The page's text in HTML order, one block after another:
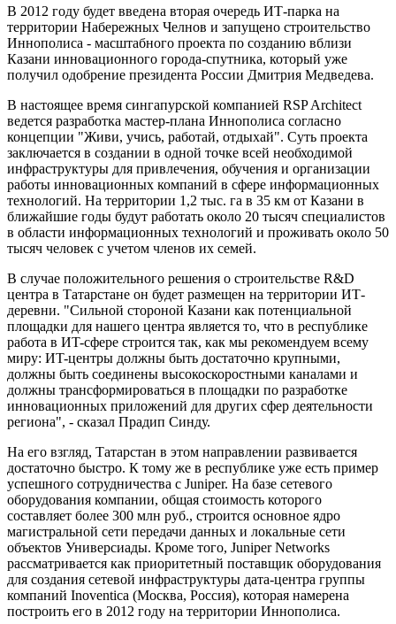
В 2012 году будет введена вторая очередь ИТ-парка на
территории Набережных Челнов и запущено строительство
Иннополиса - масштабного проекта по созданию вблизи
Казани инновационного города-спутника, который уже
получил одобрение президента России Дмитрия Медведева.
В настоящее время сингапурской компанией RSP Architect
ведется разработка мастер-плана Иннополиса согласно
концепции "Живи, учись, работай, отдыхай". Суть проекта
заключается в создании в одной точке всей необходимой
инфраструктуры для привлечения, обучения и организации
работы инновационных компаний в сфере информационных
технологий. На территории 1,2 тыс. га в 35 км от Казани в
ближайшие годы будут работать около 20 тысяч специалистов
в области информационных технологий и проживать около 50
тысяч человек с учетом членов их семей.
В случае положительного решения о строительстве R&D
центра в Татарстане он будет размещен на территории ИТ-
деревни. "Сильной стороной Казани как потенциальной
площадки для нашего центра является то, что в республике
работа в ИT-сфере строится так, как мы рекомендуем всему
миру: ИT-центры должны быть достаточно крупными,
должны быть соединены высокоскоростными каналами и
должны трансформироваться в площадки по разработке
инновационных приложений для других сфер деятельности
региона", - сказал Прадип Синду.
На его взгляд, Татарстан в этом направлении развивается
достаточно быстро. К тому же в республике уже есть пример
успешного сотрудничества с Juniper. На базе сетевого
оборудования компании, общая стоимость которого
составляет более 300 млн руб., строится основное ядро
магистральной сети передачи данных и локальные сети
объектов Универсиады. Кроме того, Juniper Networks
рассматривается как приоритетный поставщик оборудования
для создания сетевой инфраструктуры дата-центра группы
компаний Inoventica (Москва, Россия), которая намерена
построить его в 2012 году на территории Иннополиса.